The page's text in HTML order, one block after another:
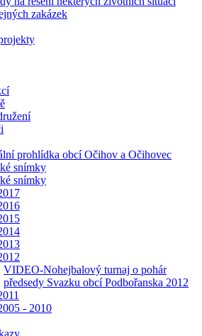
zakázek
prohlídka obcí Očihov a Očihovec
snímky
snímky
VIDEO-Nohejbalový turnaj o pohár
předsedy Svazku obcí Podbořanska 2012
- 2010